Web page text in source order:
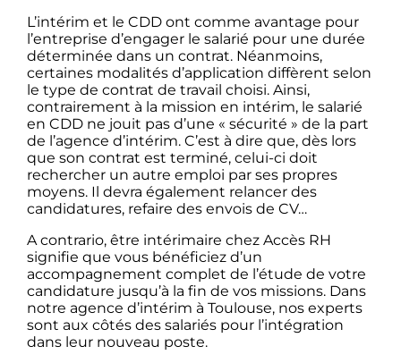
L’intérim et le CDD ont comme avantage pour
l’entreprise d’engager le salarié pour une durée
déterminée dans un contrat. Néanmoins,
certaines modalités d’application diffèrent selon
le type de contrat de travail choisi. Ainsi,
contrairement à la mission en intérim, le salarié
en CDD ne jouit pas d’une « sécurité » de la part
de l’agence d’intérim. C’est à dire que, dès lors
que son contrat est terminé, celui-ci doit
rechercher un autre emploi par ses propres
moyens. Il devra également relancer des
candidatures, refaire des envois de CV…
A contrario, être intérimaire chez Accès RH
signifie que vous bénéficiez d’un
accompagnement complet de l’étude de votre
candidature jusqu’à la fin de vos missions. Dans
notre agence d’intérim à Toulouse, nos experts
sont aux côtés des salariés pour l’intégration
dans leur nouveau poste.